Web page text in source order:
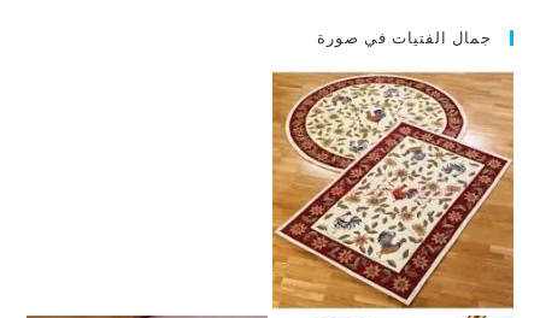
جمال الفتيات في صورة